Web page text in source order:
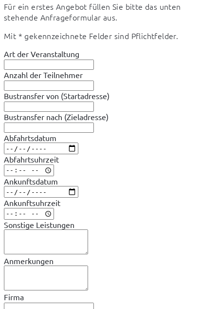
Für ein erstes Angebot füllen Sie bitte das unten
stehende Anfrageformular aus.
Mit * gekennzeichnete Felder sind Pflichtfelder.
Art der Veranstaltung
Anzahl der Teilnehmer
Bustransfer von (Startadresse)
Bustransfer nach (Zieladresse)
Abfahrtsdatum
Abfahrtsuhrzeit
Ankunftsdatum
Ankunftsuhrzeit
Sonstige Leistungen
Anmerkungen
Firma